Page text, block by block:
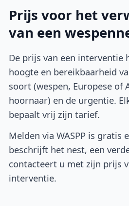
Prijs voor het
van een
De prijs van een interventie
hoogte en bereikbaarheid
soort (wespen, Europese of
hoornaar) en de urgentie.
bepaalt vrij zijn tarief.
Melden via WASPP is gratis
beschrijft het nest, een
contacteert u met zijn prijs
interventie.